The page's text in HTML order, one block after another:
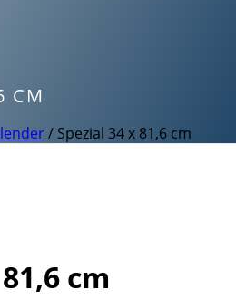
CM
/ Spezial 34 x 81,6 cm
cm